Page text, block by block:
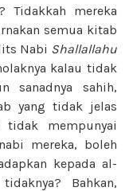
Tidakkah mereka
semua kitab
Nabi Shallallahu
kalau tidak
sanadnya sahih,
yang tidak jelas
tidak mempunyai
mereka, boleh
kepada al-
Bahkan,